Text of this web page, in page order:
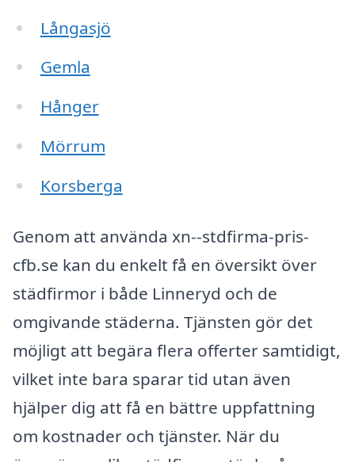
Långasjö
Gemla
Hånger
Mörrum
Korsberga
Genom att använda xn--stdfirma-pris-
cfb.se kan du enkelt få en översikt över
städfirmor i både Linneryd och de
omgivande städerna. Tjänsten gör det
möjligt att begära flera offerter samtidigt,
vilket inte bara sparar tid utan även
hjälper dig att få en bättre uppfattning
om kostnader och tjänster. När du